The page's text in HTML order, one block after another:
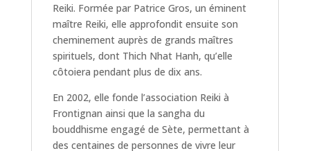
Reiki. Formée par Patrice Gros, un éminent
maître Reiki, elle approfondit ensuite son
cheminement auprès de grands maîtres
spirituels, dont Thich Nhat Hanh, qu’elle
côtoiera pendant plus de dix ans.
En 2002, elle fonde l’association Reiki à
Frontignan ainsi que la sangha du
bouddhisme engagé de Sète, permettant à
des centaines de personnes de vivre leur